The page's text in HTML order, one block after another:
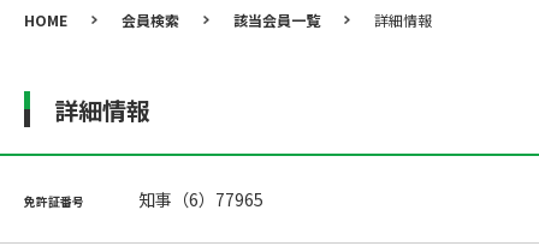
HOME 会員検索 該当会員一覧 詳細情報
詳細情報
免許証番号 知事（6）77965